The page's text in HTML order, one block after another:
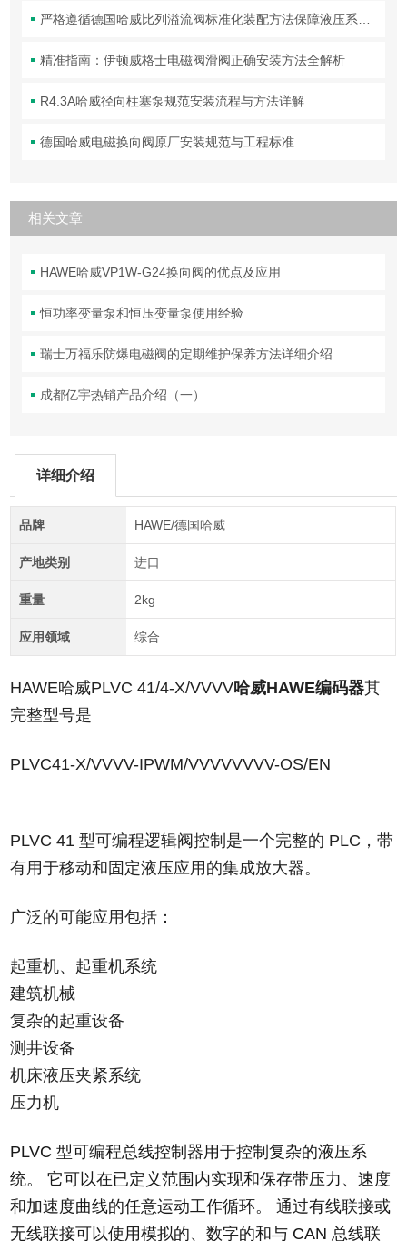
严格遵循德国哈威比列溢流阀标准化装配方法保障液压系统压力调控精准可靠
精准指南：伊顿威格士电磁阀滑阀正确安装方法全解析
R4.3A哈威径向柱塞泵规范安装流程与方法详解
德国哈威电磁换向阀原厂安装规范与工程标准
相关文章
HAWE哈威VP1W-G24换向阀的优点及应用
恒功率变量泵和恒压变量泵使用经验
瑞士万福乐防爆电磁阀的定期维护保养方法详细介绍
成都亿宇热销产品介绍（一）
详细介绍
品牌 HAWE/德国哈威
产地类别 进口
重量 2kg
应用领域 综合
HAWE哈威PLVC 41/4-X/VVVV哈威HAWE编码器其
完整型号是
PLVC41-X/VVVV-IPWM/VVVVVVVV-OS/EN
PLVC 41 型可编程逻辑阀控制是一个完整的 PLC，带
有用于移动和固定液压应用的集成放大器。
广泛的可能应用包括：
起重机、起重机系统
建筑机械
复杂的起重设备
测井设备
机床液压夹紧系统
压力机
PLVC 型可编程总线控制器用于控制复杂的液压系
统。 它可以在已定义范围内实现和保存带压力、速度
和加速度曲线的任意运动工作循环。 通过有线联接或
无线联接可以使用模拟的、数字的和与 CAN 总线联